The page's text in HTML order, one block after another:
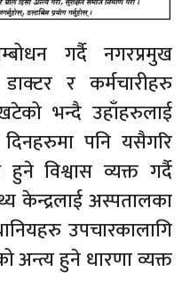
गर्दै नगरप्रमुख
र कर्मचारीहरु
भन्दै उहाँहरुलाई
पनि यसैगरि
विश्वास व्यक्त गर्दै
केन्द्रलाई अस्पतालका
उपचारकालागि
अन्त्य हुने धारणा व्यक्त